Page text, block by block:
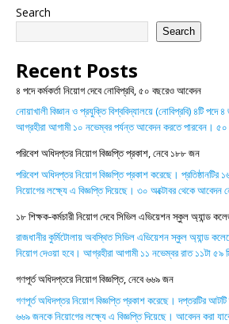
Search
Search
Recent Posts
৪ পদে কর্মকর্তা নিয়োগ দেবে নোবিপ্রবি, ৫০ বছরেও আবেদন
নোয়াখালী বিজ্ঞান ও প্রযুক্তি বিশ্ববিদ্যালয়ে (নোবিপ্রবি) ৪টি পদে
আগ্রহীরা আগামী ১০ নভেম্বর পর্যন্ত আবেদন করতে পারবেন।
পরিবেশ অধিদপ্তর নিয়োগ বিজ্ঞপ্তি প্রকাশ, নেবে ১৮৮ জন
পরিবেশ অধিদপ্তর নিয়োগ বিজ্ঞপ্তি প্রকাশ করেছে। প্রতিষ্ঠানটির
নিয়োগের লক্ষ্যে এ বিজ্ঞপ্তি দিয়েছে। ৩০ অক্টোবর থেকে
১৮ শিক্ষক-কর্মচারী নিয়োগ দেবে সিভিল এভিয়েশন স্কুল অ্যান্ড
রাজধানীর কুর্মিটোলায় অবস্থিত সিভিল এভিয়েশন স্কুল অ্যান্ড
নিয়োগ দেওয়া হবে। আগ্রহীরা আগামী ১১ নভেম্বর রাত ১১টা ৫৯
গণপূর্ত অধিদপ্তরে নিয়োগ বিজ্ঞপ্তি, নেবে ৬৬৯ জন
গণপূর্ত অধিদপ্তর নিয়োগ বিজ্ঞপ্তি প্রকাশ করেছে। দপ্তরটির আটটি
৬৬৯ জনকে নিয়োগের লক্ষ্যে এ বিজ্ঞপ্তি দিয়েছে। আবেদন করা